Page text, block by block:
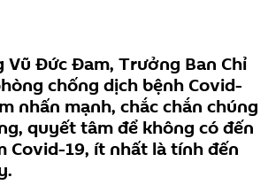
Vũ Đức Đam, Trưởng Ban Chỉ
chống dịch bệnh Covid-
nhấn mạnh, chắc chắn chúng
quyết tâm để không có đến
Covid-19, ít nhất là tính đến